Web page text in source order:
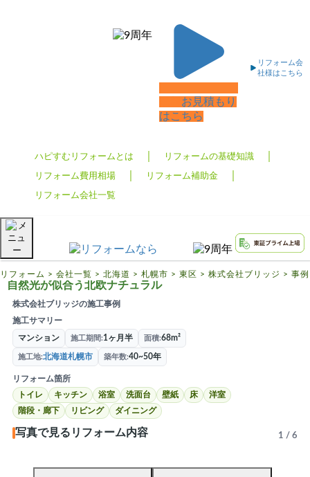
リフォーム会社一覧
閉じる
お見積もり
はこちら
リフォーム会
社様はこちら
ハピすむリフォームとは リフォームの基礎知識
リフォーム費用相場 リフォーム補助金
リフォーム会社一覧
リフォーム > 会社一覧 > 北海道 > 札幌市 > 東区 > 株式会社ブリッジ > 事例
自然光が似合う北欧ナチュラル
株式会社ブリッジの施工事例
施工サマリー
マンション 施工期間 1ヶ月半 面積 68m²
施工地 北海道札幌市 築年数 40~50年
リフォーム箇所
トイレ
キッチン 浴室 洗面台 壁紙 床
洋室
階段・廊下
リビング ダイニング
写真で見るリフォーム内容 1 / 6